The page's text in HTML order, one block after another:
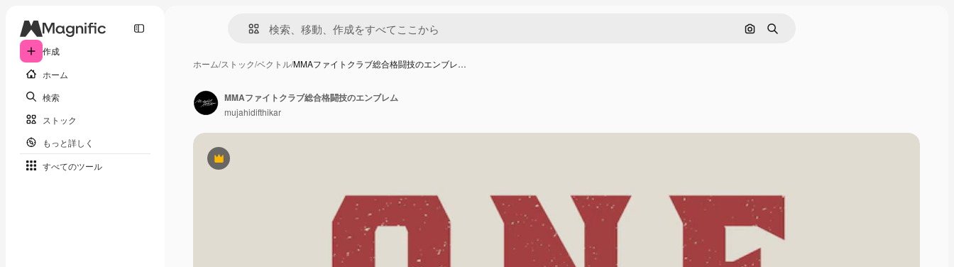
作成
ホーム
検索
ストック
もっと詳しく
すべてのツール
画像で検索
検索
ホーム/ストック/ベクトル/MMAファイトクラブ総合格闘技のエンブレ…
Premium
MMAファイトクラブ総合格闘技のエンブレム
mujahidifthikar